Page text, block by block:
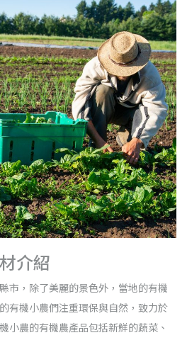
介紹
市，除了美麗的景色外，當地的有機
有機小農們注重環保與自然，致力於
小農的有機農產品包括新鮮的蔬菜、